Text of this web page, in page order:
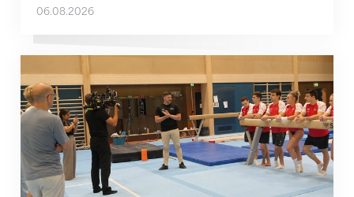
06.08.2026
En route pour Zagreb avec des objectifs clairs